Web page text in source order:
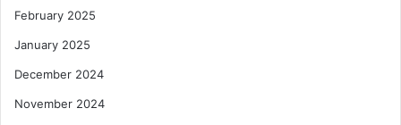
February 2025
January 2025
December 2024
November 2024